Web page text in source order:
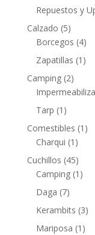
Repuestos y
Calzado (5)
Borcegos (4)
Zapatillas (1)
Camping (2)
Tarp (1)
Comestibles (1)
Charqui (1)
Cuchillos (45)
Camping (1)
Daga (7)
Kerambits (3)
Mariposa (1)